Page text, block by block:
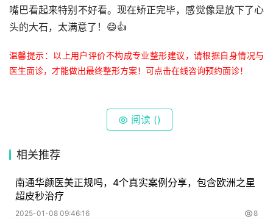
嘴巴看起来特别不好看。现在矫正完毕，感觉像是放下了心
头的大石，太满意了！😄👍
温馨提示：以上用户评价不构成专业整形建议，请根据自身情况与
医生面诊，才能做出最终整形方案！可点击在线咨询预约面诊！
阅读 ()
相关推荐
南通华颜医美正规吗，4个真实案例分享，包含欧洲之星
超皮秒治疗
2025-01-08 09:46:16 8